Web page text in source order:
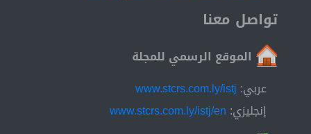
تواصل معنا
الموقع الرسمي للمجلة
عربي: www.stcrs.com.ly/istj
إنجليزي: www.stcrs.com.ly/istj/en